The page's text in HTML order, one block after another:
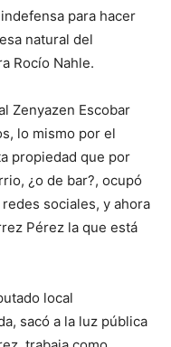
para hacer
natural del
Rocío Nahle.
Zenyazen Escobar
lo mismo por el
propiedad que por
¿o de bar?, ocupó
sociales, y ahora
Pérez la que está
local
sacó a la luz pública